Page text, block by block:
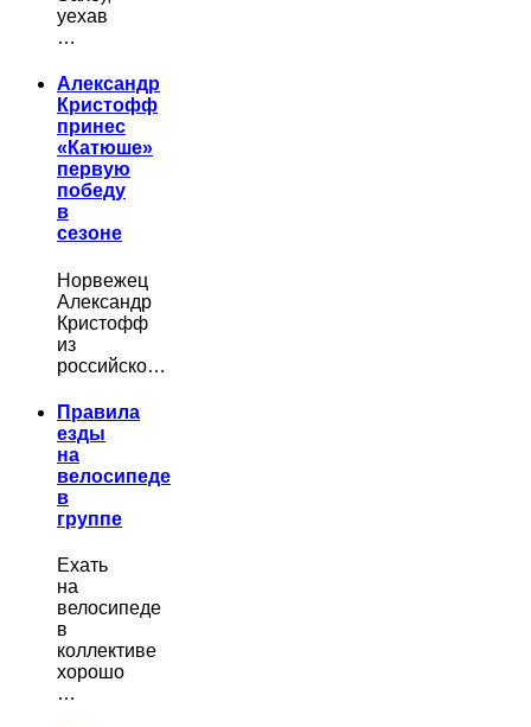
уехав
…
Александр
Кристофф
принес
«Катюше»
первую
победу
в
сезоне
Норвежец
Александр
Кристофф
из
российско…
Правила
езды
на
велосипеде
в
группе
Ехать
на
велосипеде
в
коллективе
хорошо
…